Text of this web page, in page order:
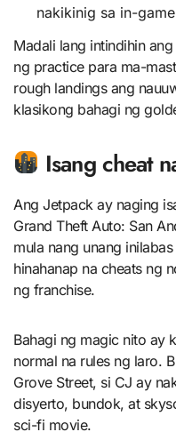
nakikinig sa in-
Madali lang intindihin
ng practice para ma-
rough landings ang
klasikong bahagi ng
Isang cheat
Ang Jetpack ay naging
Grand Theft Auto: San
mula nang unang
hinahanap na cheats ng
ng franchise.
Bahagi ng magic nito ay
normal na rules ng laro.
Grove Street, si CJ ay
disyerto, bundok, at
sci-fi movie.